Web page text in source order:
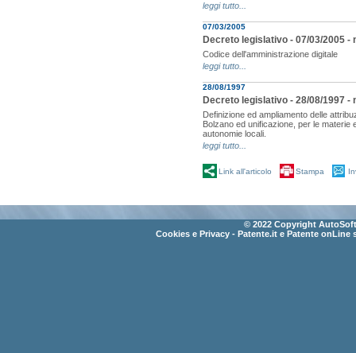
leggi tutto...
07/03/2005
Decreto legislativo - 07/03/2005
Codice dell'amministrazione digitale
leggi tutto...
28/08/1997
Decreto legislativo - 28/08/1997
Definizione ed ampliamento delle
Bolzano ed unificazione, per le
autonomie locali.
leggi tutto...
Link all'articolo Stampa
© 2022 Copyright
Cookies e Privacy - Patente.it e Patente onLine